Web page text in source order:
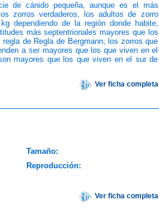
de cánido pequeña, aunque es el más
zorros verdaderos, los adultos de zorro
dependiendo de la región donde habite,
más septentrionales mayores que los
de Regla de Bergmann; los zorros que
a ser mayores que los que viven en el
mayores que los que viven en el sur de
Ver ficha completa
Tamaño:
Reproducción:
Ver ficha completa